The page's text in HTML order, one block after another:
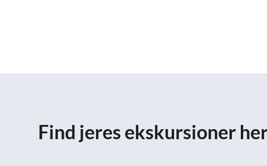
Find jeres ekskursioner